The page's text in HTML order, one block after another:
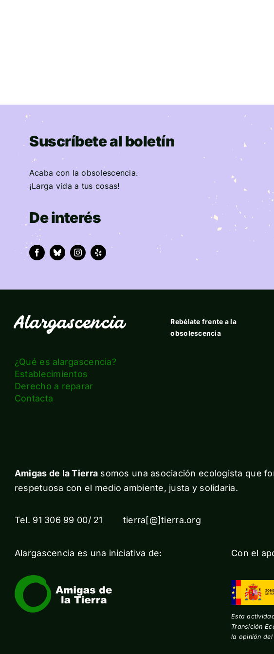
Suscríbete al boletín
Acaba con la obsolescencia.
¡Larga vida a tus cosas!
De interés
Alargascencia
Rebélate frente a la
obsolescencia
¿Qué es alargascencia?
Establecimientos
Derecho a reparar
Contacta
Amigas de la Tierra somos una asociación ecologista que
respetuosa con el medio ambiente, justa y solidaria.
Tel. 91 306 99 00/ 21 tierra[@]tierra.org
Alargascencia es una iniciativa de: Con el
Esta
Transición
la opinión del